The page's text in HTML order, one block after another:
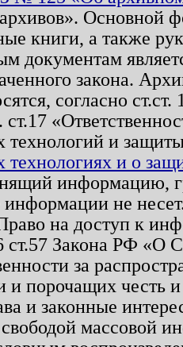
Основной
книги, а также
документам
закона.
согласно
ст.17
технологий и
и о
информацию,
информации не
на доступ к
ст.57 Закона РФ «О
за
и порочащих честь
и законные
свободой массовой